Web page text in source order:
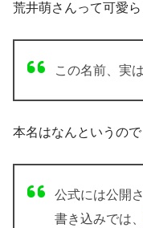
荒井萌さんって可愛
この名前、実
本名はなんというの
公式には公開
書き込みでは、